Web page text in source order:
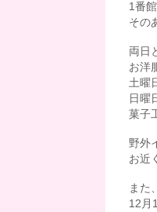
1番
その
両日
お洋
土曜
日曜
菓子
野外
お近
また
12月